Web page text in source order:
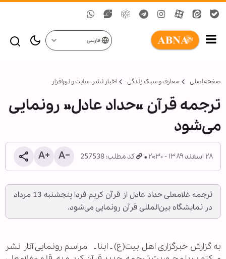
فارسی
صفحه اصلی معارف و سبک زندگی اخبار نشر، سايت و نرم‌افزار
ترجمه قرآن «حداد عادل» رونمایی
می‌شود
۲۸ اسفند ۱۳۸۹ - ۲۰:۳۰ کد مطلب: 257538
ترجمه غلامعلی حداد عادل از قرآن کریم فردا پنجشنبه 13 مرداد
در نمایشگاه بین‌المللی قرآن رونمایی می‌شود.
به گزارش خبرگزاری اهل بیت(ع) ـ ابنا ـ مراسم رونمایی آثار نشر